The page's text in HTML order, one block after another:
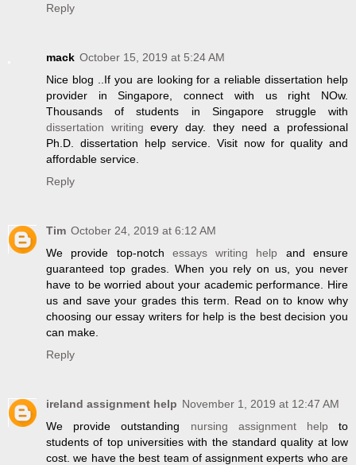
Reply
mack October 15, 2019 at 5:24 AM
Nice blog ..If you are looking for a reliable dissertation help
provider in Singapore, connect with us right NOw.
Thousands of students in Singapore struggle with
dissertation writing every day. they need a professional
Ph.D. dissertation help service. Visit now for quality and
affordable service.
Reply
Tim October 24, 2019 at 6:12 AM
We provide top-notch essays writing help and ensure
guaranteed top grades. When you rely on us, you never
have to be worried about your academic performance. Hire
us and save your grades this term. Read on to know why
choosing our essay writers for help is the best decision you
can make.
Reply
ireland assignment help November 1, 2019 at 12:47 AM
We provide outstanding nursing assignment helpto
students of top universities with the standard quality at low
cost. we have the best team of assignment experts who are